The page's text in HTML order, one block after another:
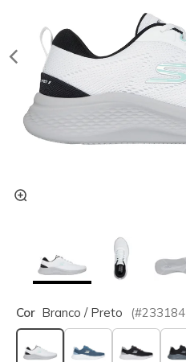
Cor Branco / Preto (#233184